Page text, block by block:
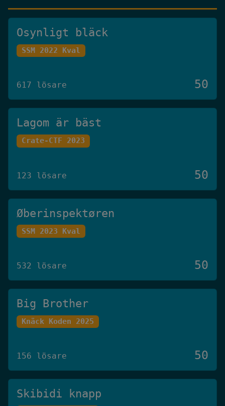
Osynligt bläck
SSM 2022 Kval
617 lösare 50
Lagom är bäst
Crate-CTF 2023
123 lösare 50
Øberinspektøren
SSM 2023 Kval
532 lösare 50
Big Brother
Knäck Koden 2025
156 lösare 50
Skibidi knapp